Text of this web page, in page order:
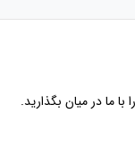
ما در میان بگذارید.